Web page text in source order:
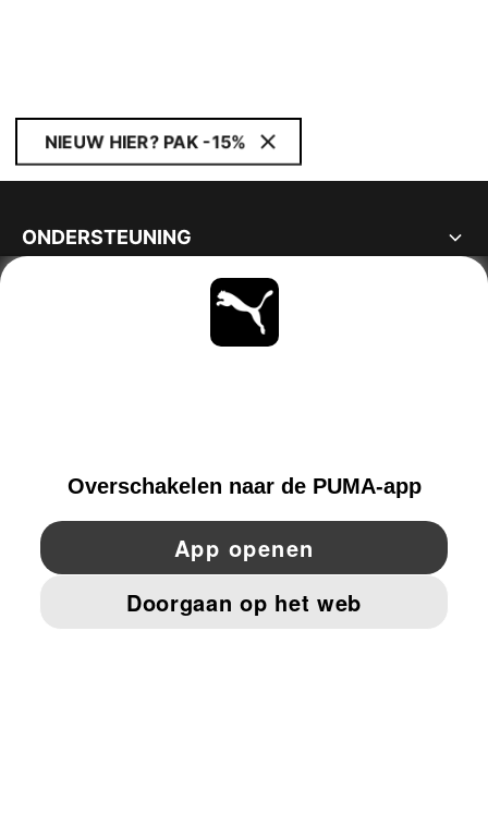
NIEUW HIER? PAK -15%
ONDERSTEUNING
YouTube Twitter
BEDRIJFSGEGEVENS EN JURIDISCHE GEGEVENS